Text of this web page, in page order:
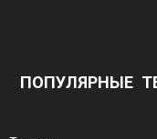
ПОПУЛЯРНЫЕ